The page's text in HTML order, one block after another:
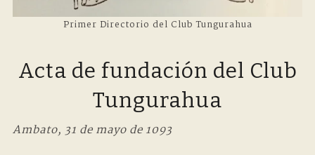
Primer Directorio del Club Tungurahua
Acta de fundación del Club
Tungurahua
Ambato, 31 de mayo de 1093